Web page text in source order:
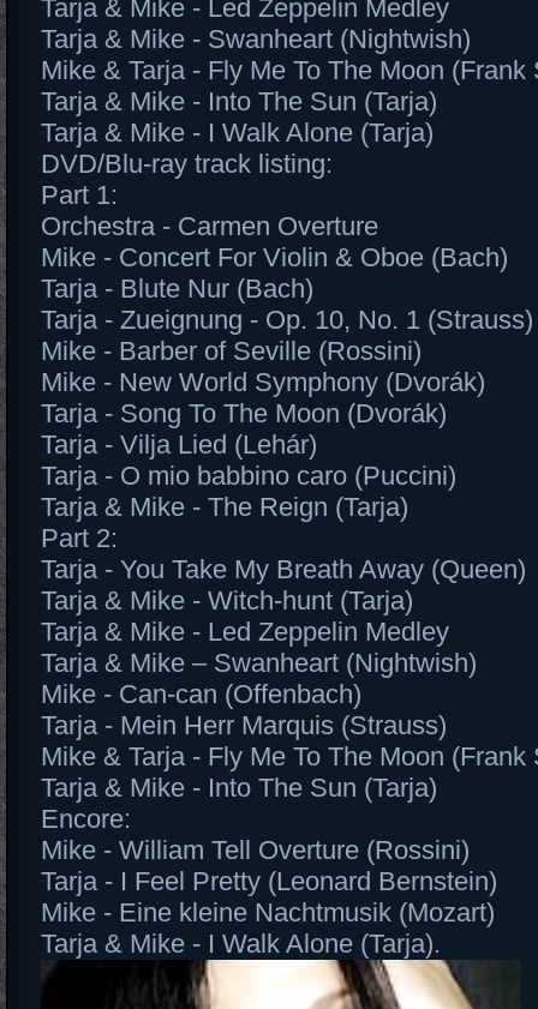
Tarja & Mike - Led Zeppelin Medley
Tarja & Mike - Swanheart (Nightwish)
Mike & Tarja - Fly Me To The Moon (Frank
Tarja & Mike - Into The Sun (Tarja)
Tarja & Mike - I Walk Alone (Tarja)
DVD/Blu-ray track listing:
Part 1:
Orchestra - Carmen Overture
Mike - Concert For Violin & Oboe (Bach)
Tarja - Blute Nur (Bach)
Tarja - Zueignung - Op. 10, No. 1 (Strauss)
Mike - Barber of Seville (Rossini)
Mike - New World Symphony (Dvorák)
Tarja - Song To The Moon (Dvorák)
Tarja - Vilja Lied (Lehár)
Tarja - O mio babbino caro (Puccini)
Tarja & Mike - The Reign (Tarja)
Part 2:
Tarja - You Take My Breath Away (Queen)
Tarja & Mike - Witch-hunt (Tarja)
Tarja & Mike - Led Zeppelin Medley
Tarja & Mike – Swanheart (Nightwish)
Mike - Can-can (Offenbach)
Tarja - Mein Herr Marquis (Strauss)
Mike & Tarja - Fly Me To The Moon (Frank
Tarja & Mike - Into The Sun (Tarja)
Encore:
Mike - William Tell Overture (Rossini)
Tarja - I Feel Pretty (Leonard Bernstein)
Mike - Eine kleine Nachtmusik (Mozart)
Tarja & Mike - I Walk Alone (Tarja).